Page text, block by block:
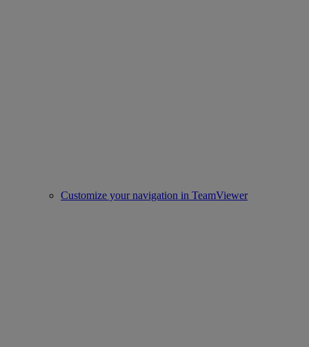
Customize your navigation in TeamViewer